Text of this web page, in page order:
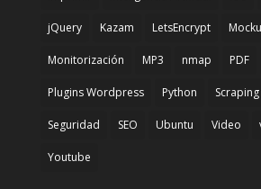
jQuery Kazam LetsEncrypt
Monitorización MP3 nmap PDF
Plugins Wordpress Python Scraping
Seguridad SEO Ubuntu Video
Youtube